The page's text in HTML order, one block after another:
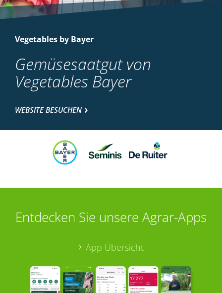
Vegetables by Bayer
Gemüsesaatgut von
Vegetables Bayer
WEBSITE BESUCHEN
Entdecken Sie unsere Agrar-Apps
App Übersicht